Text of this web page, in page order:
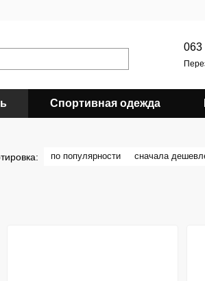
063
Спортивная одежда
по популярности сначала